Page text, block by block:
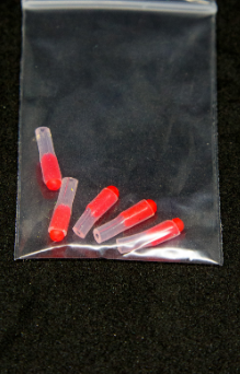
ESC to close